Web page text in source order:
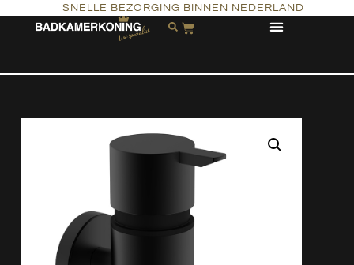
SNELLE BEZORGING BINNEN NEDERLAND